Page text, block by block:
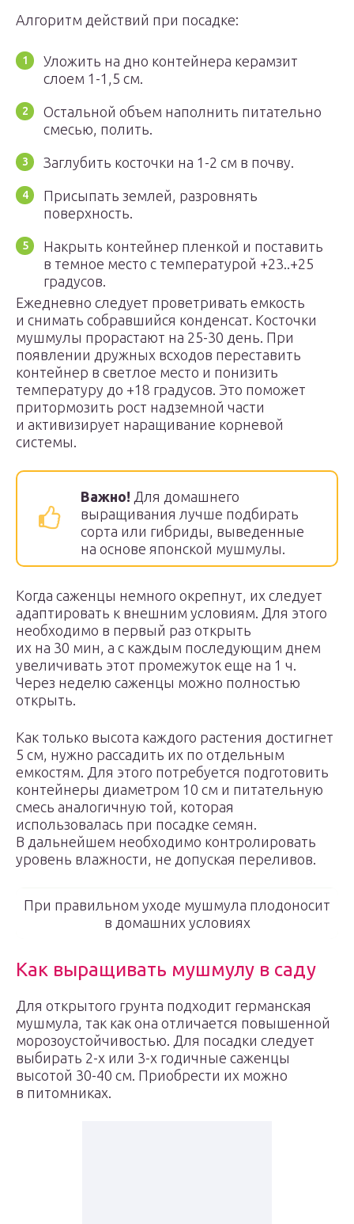
Алгоритм действий при посадке:
Уложить на дно контейнера керамзит
слоем 1-1,5 см.
Остальной объем наполнить питательно
смесью, полить.
Заглубить косточки на 1-2 см в почву.
Присыпать землей, разровнять
поверхность.
Накрыть контейнер пленкой и поставить
в темное место с температурой +23..+25
градусов.
Ежедневно следует проветривать емкость
и снимать собравшийся конденсат. Косточки
мушмулы прорастают на 25-30 день. При
появлении дружных всходов переставить
контейнер в светлое место и понизить
температуру до +18 градусов. Это поможет
притормозить рост надземной части
и активизирует наращивание корневой
системы.
Важно! Для домашнего
выращивания лучше подбирать
сорта или гибриды, выведенные
на основе японской мушмулы.
Когда саженцы немного окрепнут, их следует
адаптировать к внешним условиям. Для этого
необходимо в первый раз открыть
их на 30 мин, а с каждым последующим днем
увеличивать этот промежуток еще на 1 ч.
Через неделю саженцы можно полностью
открыть.
Как только высота каждого растения достигнет
5 см, нужно рассадить их по отдельным
емкостям. Для этого потребуется подготовить
контейнеры диаметром 10 см и питательную
смесь аналогичную той, которая
использовалась при посадке семян.
В дальнейшем необходимо контролировать
уровень влажности, не допуская переливов.
При правильном уходе мушмула плодоносит
в домашних условиях
Как выращивать мушмулу в саду
Для открытого грунта подходит германская
мушмула, так как она отличается повышенной
морозоустойчивостью. Для посадки следует
выбирать 2-х или 3-х годичные саженцы
высотой 30-40 см. Приобрести их можно
в питомниках.